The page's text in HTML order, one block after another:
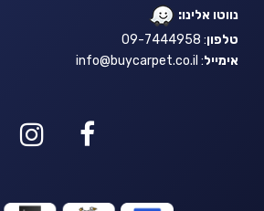
נווטו אלינו:
טלפון: 09-7444958
אימייל:
info@buycarpet.co.il